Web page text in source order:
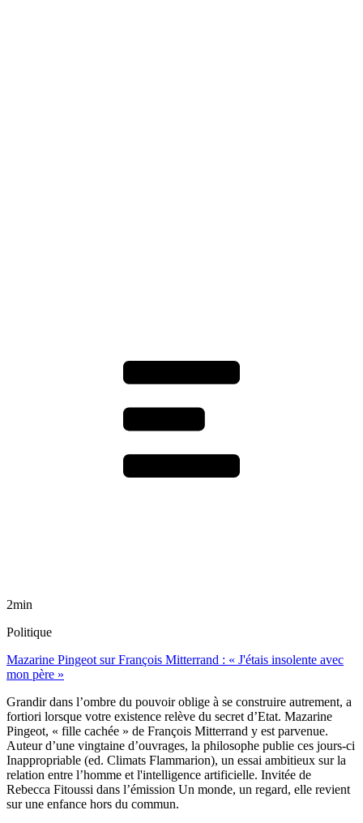
2min
Politique
Mazarine Pingeot sur François Mitterrand : « J'étais insolente avec
mon père »
Grandir dans l’ombre du pouvoir oblige à se construire autrement, a
fortiori lorsque votre existence relève du secret d’Etat. Mazarine
Pingeot, « fille cachée » de François Mitterrand y est parvenue.
Auteur d’une vingtaine d’ouvrages, la philosophe publie ces jours-ci
Inappropriable (ed. Climats Flammarion), un essai ambitieux sur la
relation entre l’homme et l'intelligence artificielle. Invitée de
Rebecca Fitoussi dans l’émission Un monde, un regard, elle revient
sur une enfance hors du commun.